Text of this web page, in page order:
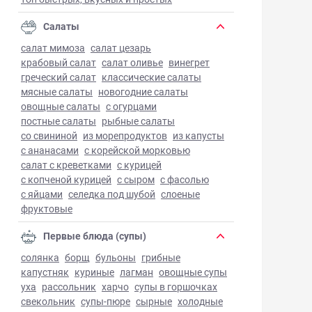
Салаты
салат мимоза салат цезарь
крабовый салат салат оливье винегрет
греческий салат классические салаты
мясные салаты новогодние салаты
овощные салаты с огурцами
постные салаты рыбные салаты
со свининой из морепродуктов из капусты
с ананасами с корейской морковью
салат с креветками с курицей
с копченой курицей с сыром с фасолью
с яйцами селедка под шубой слоеные
фруктовые
Первые блюда (супы)
солянка борщ бульоны грибные
капустняк куриные лагман овощные супы
уха рассольник харчо супы в горшочках
свекольник супы-пюре сырные холодные